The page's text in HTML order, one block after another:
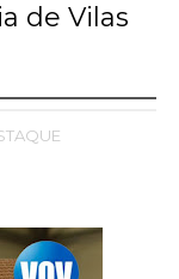
de Vilas